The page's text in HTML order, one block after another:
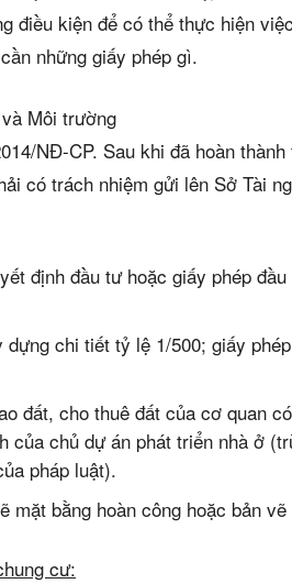
điều kiện để có thể thực hiện
những giấy phép gì.
Môi trường
NĐ-CP. Sau khi đã hoàn
có trách nhiệm gửi lên Sở Tài
định đầu tư hoặc giấy phép
chi tiết tỷ lệ 1/500; giấy
đất, cho thuê đất của cơ quan
của chủ dự án phát triển nhà ở
pháp luật).
mặt bằng hoàn công hoặc bản
cư: